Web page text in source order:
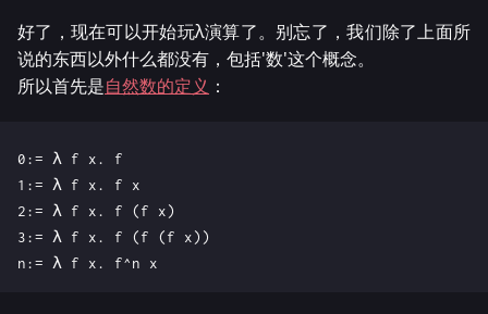
好了，现在可以开始玩λ演算了。别忘了，我们除了上面所
说的东西以外什么都没有，包括'数'这个概念。
所以首先是自然数的定义 ：
0:= λ f x. f
1:= λ f x. f x
2:= λ f x. f (f x)
3:= λ f x. f (f (f x))